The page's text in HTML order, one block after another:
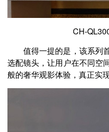
CH-
值得一提的是，该系列
选配镜头，让用户在不同空
般的奢华观影体验，真正实